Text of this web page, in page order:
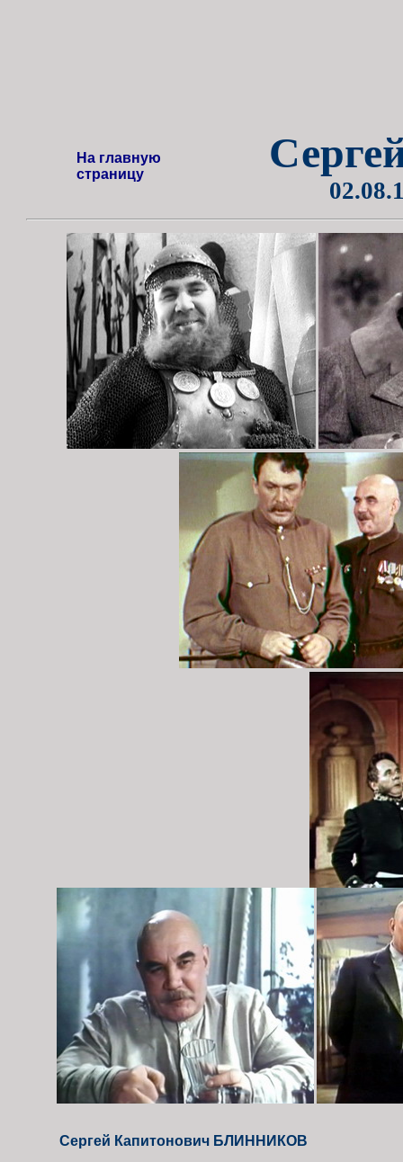
На главную
страницу
Сергей Капитонович БЛИННИКОВ